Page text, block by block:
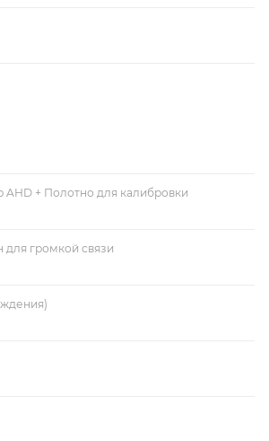
AHD + Полотно для калибровки
громкой связи